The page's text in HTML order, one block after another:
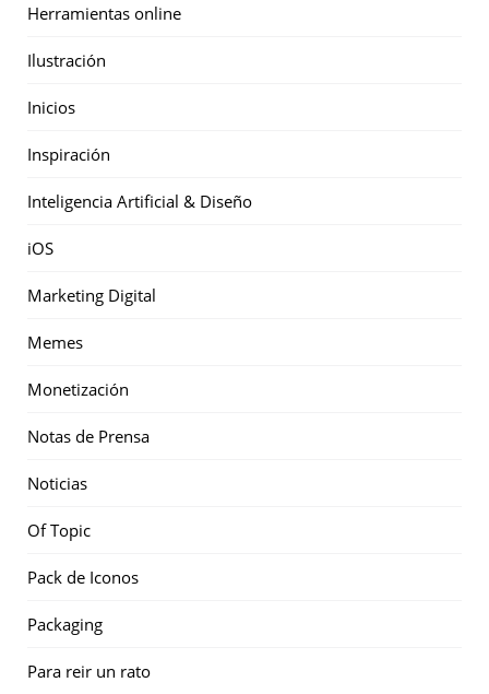
Herramientas online
Ilustración
Inicios
Inspiración
Inteligencia Artificial & Diseño
iOS
Marketing Digital
Memes
Monetización
Notas de Prensa
Noticias
Of Topic
Pack de Iconos
Packaging
Para reir un rato